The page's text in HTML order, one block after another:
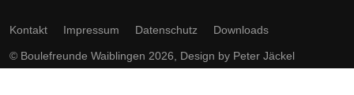
Kontakt Impressum Datenschutz Downloads
© Boulefreunde Waiblingen 2026, Design by Peter Jäckel